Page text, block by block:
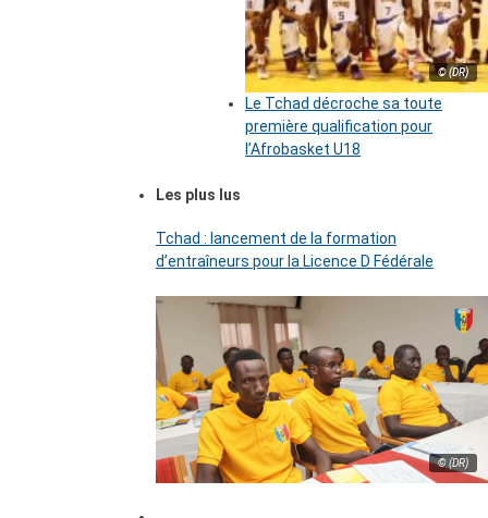
© (DR)
Le Tchad décroche sa toute
première qualification pour
l’Afrobasket U18
Les plus lus
Tchad : lancement de la formation
d’entraîneurs pour la Licence D Fédérale
© (DR)